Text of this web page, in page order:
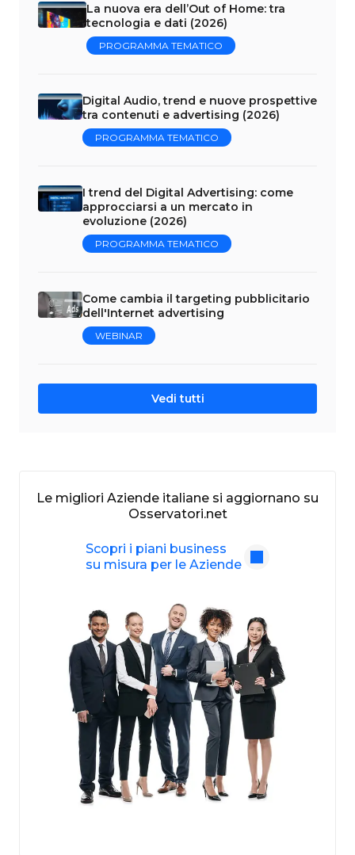
La nuova era dell’Out of Home: tra
tecnologia e dati (2026)
PROGRAMMA TEMATICO
Digital Audio, trend e nuove prospettive
tra contenuti e advertising (2026)
PROGRAMMA TEMATICO
I trend del Digital Advertising: come
approcciarsi a un mercato in
evoluzione (2026)
PROGRAMMA TEMATICO
Come cambia il targeting pubblicitario
dell'Internet advertising
WEBINAR
Vedi tutti
Le migliori Aziende italiane si aggiornano su
Osservatori.net
Scopri i piani business
su misura per le Aziende